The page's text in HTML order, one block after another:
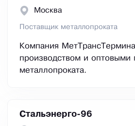
Москва
Поставщик металлопроката
Компания
производством и оптовыми
металлопроката.
Стальэнерго-96